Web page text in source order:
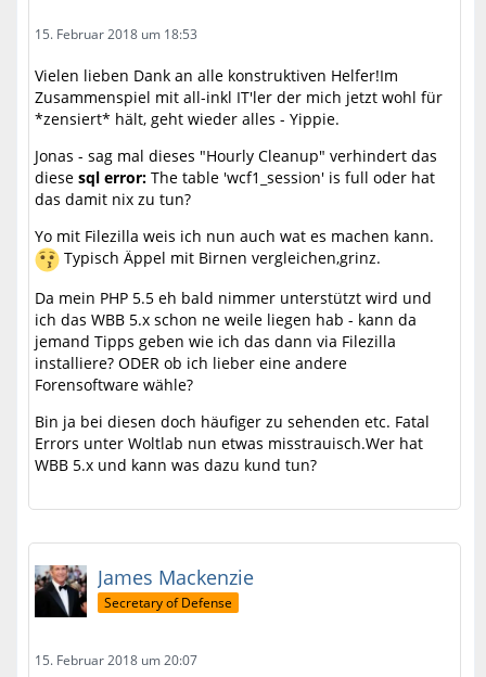
15. Februar 2018 um 18:53
Vielen lieben Dank an alle konstruktiven Helfer!Im
Zusammenspiel mit all-inkl IT'ler der mich jetzt wohl für
*zensiert* hält, geht wieder alles - Yippie.
Jonas - sag mal dieses "Hourly Cleanup" verhindert das
diese sql error: The table 'wcf1_session' is full oder hat
das damit nix zu tun?
Yo mit Filezilla weis ich nun auch wat es machen kann.
Typisch Äppel mit Birnen vergleichen,grinz.
Da mein PHP 5.5 eh bald nimmer unterstützt wird und
ich das WBB 5.x schon ne weile liegen hab - kann da
jemand Tipps geben wie ich das dann via Filezilla
installiere? ODER ob ich lieber eine andere
Forensoftware wähle?
Bin ja bei diesen doch häufiger zu sehenden etc. Fatal
Errors unter Woltlab nun etwas misstrauisch.Wer hat
WBB 5.x und kann was dazu kund tun?
James Mackenzie
Secretary of Defense
15. Februar 2018 um 20:07